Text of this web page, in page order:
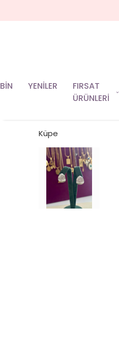
YENİLER
FIRSAT
ÜRÜNLERİ
Küpe